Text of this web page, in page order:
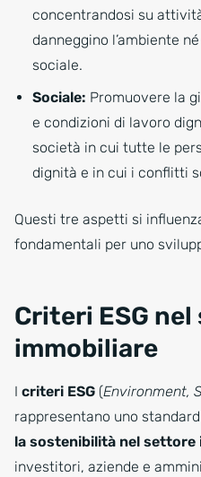
concentrandosi su
danneggino l’ambiente
sociale.
Sociale: Promuovere la
e condizioni di lavoro
società in cui tutte le
dignità e in cui i conflitti
Questi tre aspetti si
fondamentali per uno
Criteri ESG
immobiliare
I criteri ESG (Environment,
rappresentano uno
la sostenibilità nel settore
investitori, aziende e